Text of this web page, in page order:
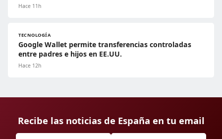
Hace 11h
TECNOLOGÍA
Google Wallet permite transferencias controladas
entre padres e hijos en EE.UU.
Hace 12h
Recibe las noticias de España en tu email